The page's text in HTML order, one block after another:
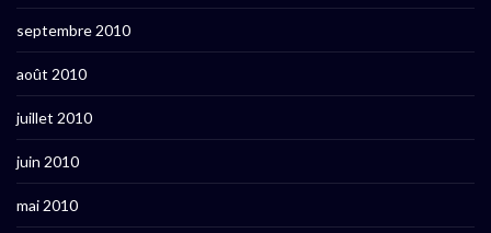
septembre 2010
août 2010
juillet 2010
juin 2010
mai 2010